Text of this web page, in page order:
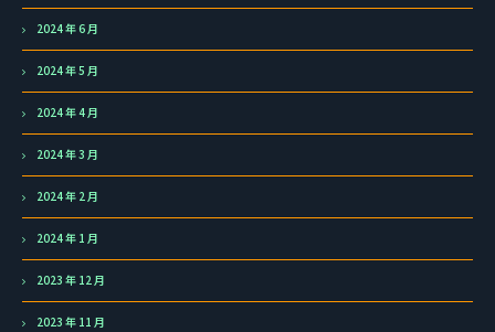
2024 年 6 月
2024 年 5 月
2024 年 4 月
2024 年 3 月
2024 年 2 月
2024 年 1 月
2023 年 12 月
2023 年 11 月